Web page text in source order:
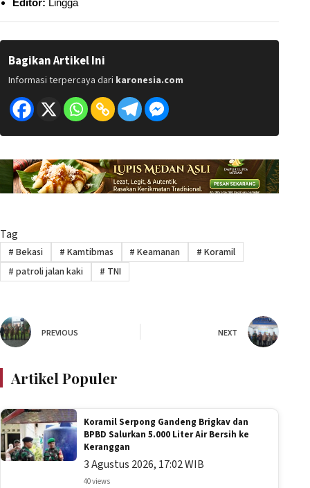
Bagikan Artikel Ini
Informasi terpercaya dari karonesia.com
Tag
# Bekasi # Kamtibmas # Keamanan # Koramil
# patroli jalan kaki # TNI
PREVIOUS NEXT
Artikel Populer
Koramil Serpong Gandeng Brigkav dan
BPBD Salurkan 5.000 Liter Air Bersih ke
Keranggan
3 Agustus 2026, 17:02 WIB
40 views